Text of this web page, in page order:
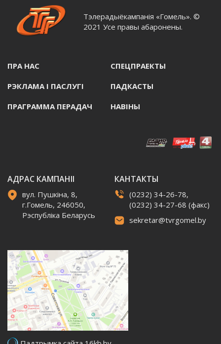
Тэлерадыёкампанія «Гомель». ©
2021 Усе правы абаронены.
ПРА НАС СПЕЦПРАЕКТЫ
РЭКЛАМА I ПАСЛУГI ПАДКАСТЫ
ПРАГРАММА ПЕРАДАЧ НАВIНЫ
АДРАС КАМПАНІІ
вул. Пушкіна, 8,
г.Гомель, 246050,
Рэспубліка Беларусь
КАНТАКТЫ
(0232) 34-26-78,
(0232) 34-27-68 (факс)
sekretar@tvrgomel.by